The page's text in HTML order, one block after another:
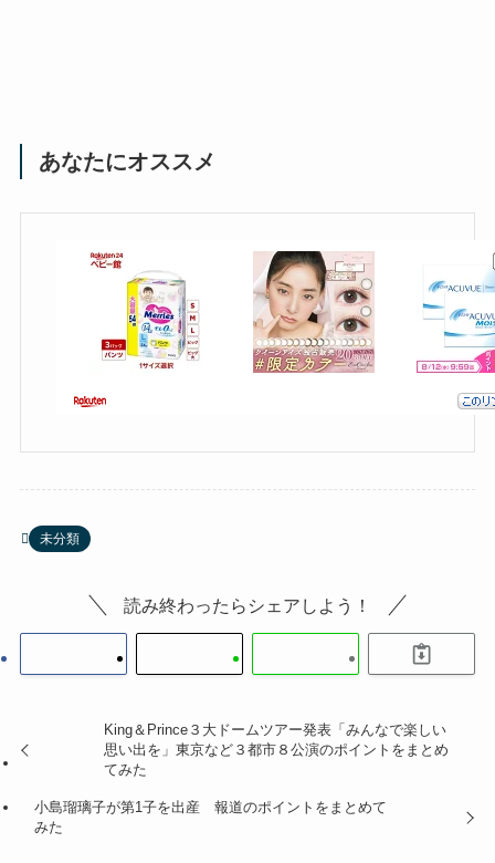
あなたにオススメ
未分類
読み終わったらシェアしよう！
King＆Prince３大ドームツアー発表「みんなで楽しい
思い出を」東京など３都市８公演のポイントをまとめ
てみた
小島瑠璃子が第1子を出産 報道のポイントをまとめて
みた